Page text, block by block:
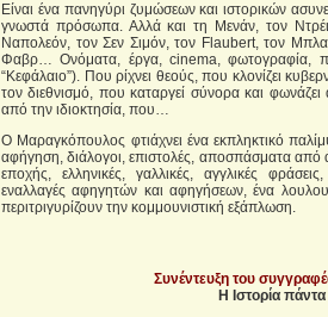
Είναι ένα πανηγύρι ζυμώσεων και ιστορικών
γνωστά πρόσωπα. Αλλά και τη Μενάν, τον
Ναπολεόν, τον Σεν Σιμόν, τον Flaubert, τον
Φαβρ… Ονόματα, έργα, cinema, φωτογραφία,
“Κεφάλαιο”). Που ρίχνει θεούς, που κλονίζει
τον διεθνισμό, που καταργεί σύνορα και
από την ιδιοκτησία, που…
Ο Μαραγκόπουλος φτιάχνει ένα εκπληκτικό
αφήγηση, διάλογοι, επιστολές, αποσπάσματα από
εποχής, ελληνικές, γαλλικές, αγγλικές
εναλλαγές αφηγητών και αφηγήσεων, ένα
περιτριγυρίζουν την κομμουνιστική εξάπλωση.
Συνέντευξη του
Η Ιστορία